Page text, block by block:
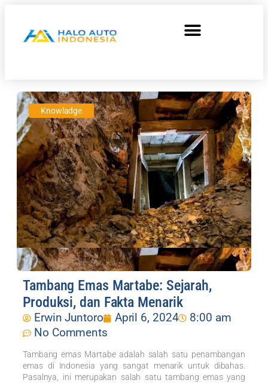
Knowladge
Tambang Emas Martabe: Sejarah,
Produksi, dan Fakta Menarik
Erwin Juntoro April 6, 2024
8:00 am
No Comments
Tambang emas Martabe adalah salah satu penambangan
emas di Indonesia yang sangat menarik untuk dibahas.
Pasalnya, ini merupakan salah satu tambang emas yang